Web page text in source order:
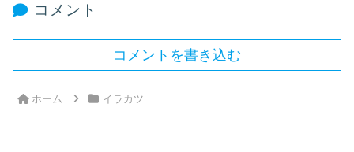
コメント
コメントを書き込む
ホーム イラカツ